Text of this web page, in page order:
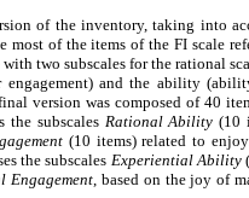
of the inventory, taking into
most of the items of the FI scale
two subscales for the rational
and the ability
version was composed of 40
the subscales Rational Ability (10
(10 items) related to
the subscales Experiential Ability
Engagement , based on the joy of